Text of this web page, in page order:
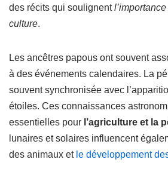
des récits qui soulignent
culture.
Les ancêtres papous ont souvent
à des événements calendaires. La
souvent synchronisée avec
étoiles. Ces connaissances
essentielles pour l’agriculture et la
lunaires et solaires influencent
des animaux et le développement